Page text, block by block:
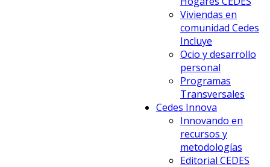
Viviendas en
comunidad Cedes
Incluye
Ocio y desarrollo
personal
Programas
Transversales
Cedes Innova
Innovando en
recursos y
metodologías
Editorial CEDES